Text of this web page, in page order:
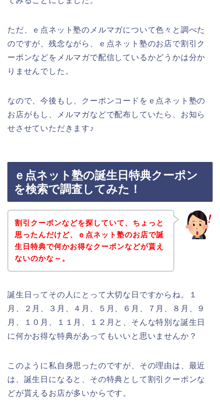
ただ、ｅ点ネット塾のメルマガについて色々と調べた
のですが、残念ながら、ｅ点ネット塾のお店で割引ク
ーポンなどをメルマガで配信しているかどうかは分か
りませんでした。
なので、今後もし、クーポンコードをｅ点ネット塾の
お店がもし、メルマガなどで配布していたら、お知ら
せさせていただきます♪
ｅ点ネット塾の誕生日特典クーポン
を検索で調査してみた！
割引クーポンなどを探していて、ちょっと
思ったんだけど、ｅ点ネット塾のお店で誕
生日特典で何かお得なクーポンなどが貰え
ないのかな～。
誕生日ってその人にとって大切な日ですからね。１
月、２月、３月、４月、５月、６月、７月、８月、９
月、１０月、１１月、１２月と、そんな特別な誕生日
に何かお得な特典があってもいいと思いませんか？
このように私自身思ったのですが、その理由は、最近
は、誕生日になると、その特典として割引クーポンな
どが貰えるお店が多いからです。